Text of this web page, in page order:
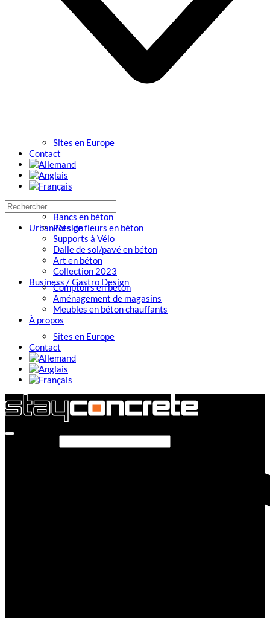
Sites en Europe
Contact
Urban Design
Bancs en béton
Pots de fleurs en béton
Supports à Vélo
Dalle de sol/pavé en béton
Art en béton
Collection 2023
Business / Gastro Design
Comptoirs en béton
Aménagement de magasins
Meubles en béton chauffants
À propos
Sites en Europe
Contact